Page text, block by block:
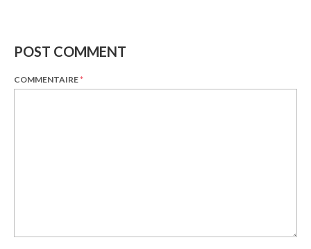
POST COMMENT
COMMENTAIRE*